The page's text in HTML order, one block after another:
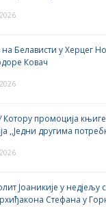
Белависти у Херцег
Ковач
Котору промоција
,,Једни другима
Јоаникије у недјељу
Стефана у